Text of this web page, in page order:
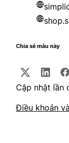
Chia sẻ mẫu này
Cập nhật lần
Điều khoản